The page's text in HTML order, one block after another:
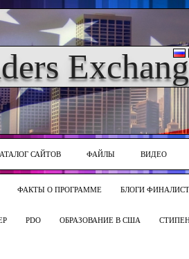
САЙТОВ ФАЙЛЫ ВИДЕО
ФАКТЫ О ПРОГРАММЕ БЛОГИ
PDO ОБРАЗОВАНИЕ В США